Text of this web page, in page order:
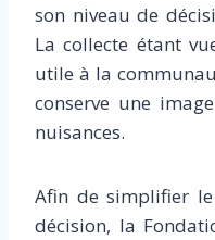
son niveau de
La collecte étant
utile à la
conserve une
nuisances.
Afin de simplifier
décision, la